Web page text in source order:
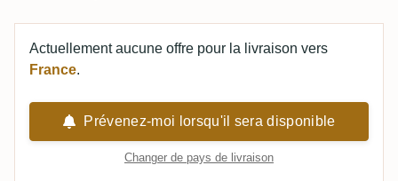
Actuellement aucune offre pour la livraison vers
France.
Prévenez-moi lorsqu'il sera disponible
Changer de pays de livraison